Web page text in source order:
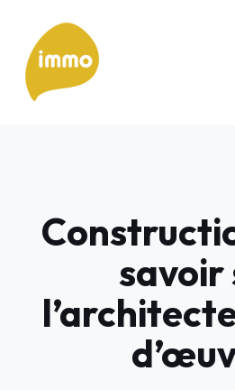
contenu
savoir